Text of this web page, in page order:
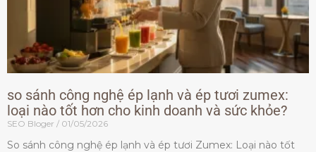
so sánh công nghệ ép lạnh và ép tươi zumex:
loại nào tốt hơn cho kinh doanh và sức khỏe?
SEO Bloger 01/05/2026
So sánh công nghệ ép lạnh và ép tươi Zumex: Loại nào tốt